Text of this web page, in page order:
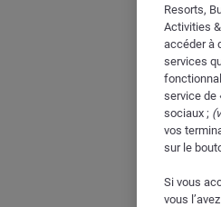
Resorts,
Activities
accéder à
services
service de
sociaux ;
vos
sur le
Si vous
vous